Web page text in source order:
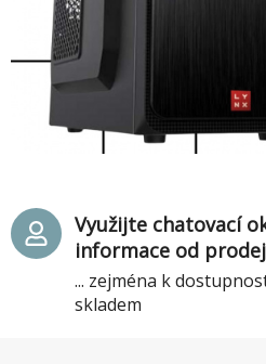
Využijte chatovací
informace od
... zejména k
skladem